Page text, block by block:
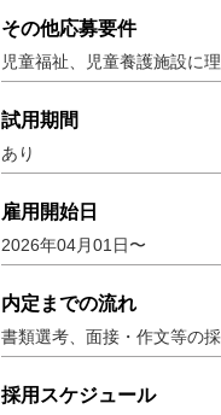
その他応募要件
児童福祉、児童養護施設に
試用期間
あり
雇用開始日
2026年04月01日〜
内定までの流れ
書類選考、面接・作文等の
採用スケジュール